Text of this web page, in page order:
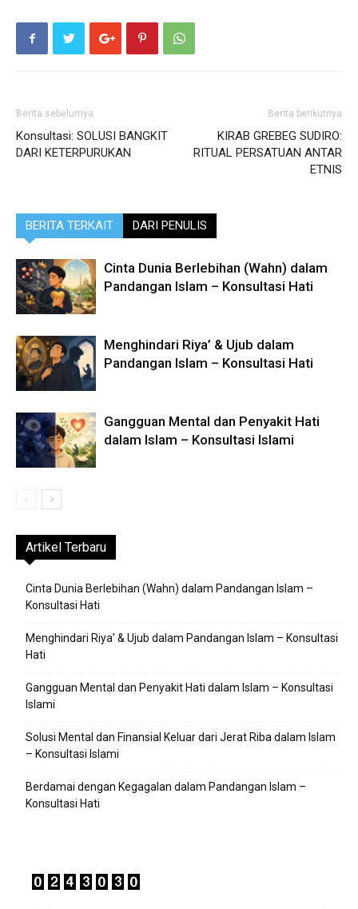
Berita sebelumya
Konsultasi: SOLUSI BANGKIT
DARI KETERPURUKAN
Berita berikutnya
KIRAB GREBEG SUDIRO:
RITUAL PERSATUAN ANTAR
ETNIS
BERITA TERKAIT DARI PENULIS
Cinta Dunia Berlebihan (Wahn) dalam
Pandangan Islam – Konsultasi Hati
Menghindari Riya’ & Ujub dalam
Pandangan Islam – Konsultasi Hati
Gangguan Mental dan Penyakit Hati
dalam Islam – Konsultasi Islami
Artikel Terbaru
Cinta Dunia Berlebihan (Wahn) dalam Pandangan Islam –
Konsultasi Hati
Menghindari Riya’ & Ujub dalam Pandangan Islam – Konsultasi
Hati
Gangguan Mental dan Penyakit Hati dalam Islam – Konsultasi
Islami
Solusi Mental dan Finansial Keluar dari Jerat Riba dalam Islam
– Konsultasi Islami
Berdamai dengan Kegagalan dalam Pandangan Islam –
Konsultasi Hati